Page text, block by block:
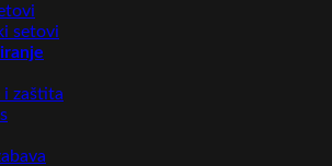
setovi
zaštita